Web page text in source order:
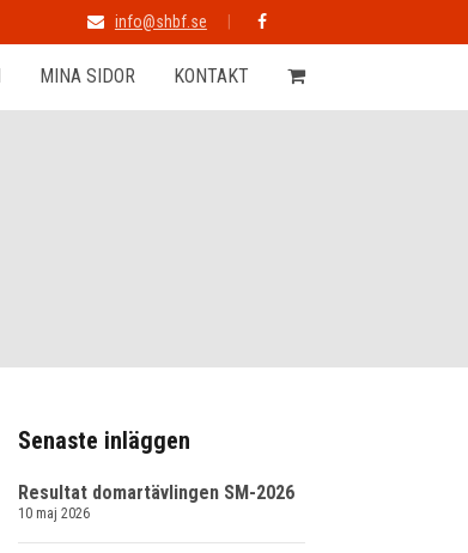
info@shbf.se
MINA SIDOR KONTAKT
Senaste inläggen
Resultat domartävlingen SM-2026
10 maj 2026